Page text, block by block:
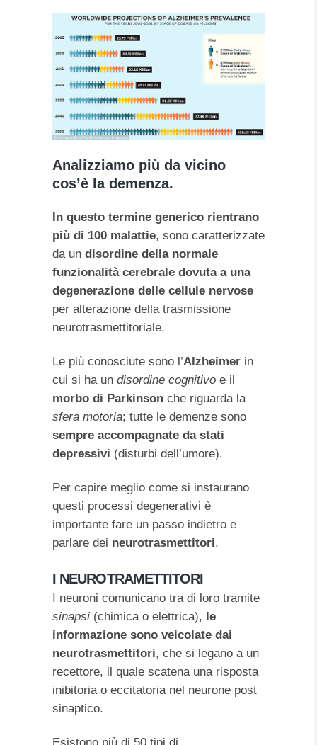
Analizziamo più da vicino
cos’è la demenza.
In questo termine generico rientrano
più di 100 malattie, sono caratterizzate
da un disordine della normale
funzionalità cerebrale dovuta a una
degenerazione delle cellule nervose
per alterazione della trasmissione
neurotrasmettitoriale.
Le più conosciute sono l’Alzheimer in
cui si ha un disordine cognitivo e il
morbo di Parkinson che riguarda la
sfera motoria; tutte le demenze sono
sempre accompagnate da stati
depressivi (disturbi dell’umore).
Per capire meglio come si instaurano
questi processi degenerativi è
importante fare un passo indietro e
parlare dei neurotrasmettitori.
I NEUROTRAMETTITORI
I neuroni comunicano tra di loro tramite
sinapsi (chimica o elettrica), le
informazione sono veicolate dai
neurotrasmettitori, che si legano a un
recettore, il quale scatena una risposta
inibitoria o eccitatoria nel neurone post
sinaptico.